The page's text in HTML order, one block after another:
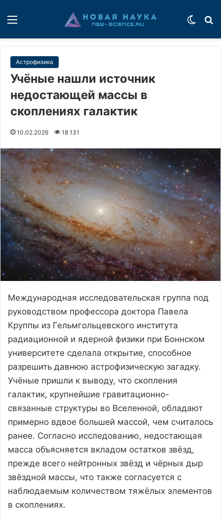
Астрофизика
Учёные нашли источник
недостающей массы в
скоплениях галактик
10.02.2026 18 131
Международная исследовательская группа под
руководством профессора доктора Павела
Круппы из Гельмгольцевского института
радиационной и ядерной физики при Боннском
университете сделала открытие, способное
разрешить давнюю астрофизическую загадку.
Учёные пришли к выводу, что скопления
галактик, крупнейшие гравитационно-
связанные структуры во Вселенной, обладают
примерно вдвое большей массой, чем считалось
ранее. Согласно исследованию, недостающая
масса объясняется вкладом остатков звёзд,
прежде всего нейтронных звёзд и чёрных дыр
звёздной массы, что также согласуется с
наблюдаемым количеством тяжёлых элементов
в скоплениях.